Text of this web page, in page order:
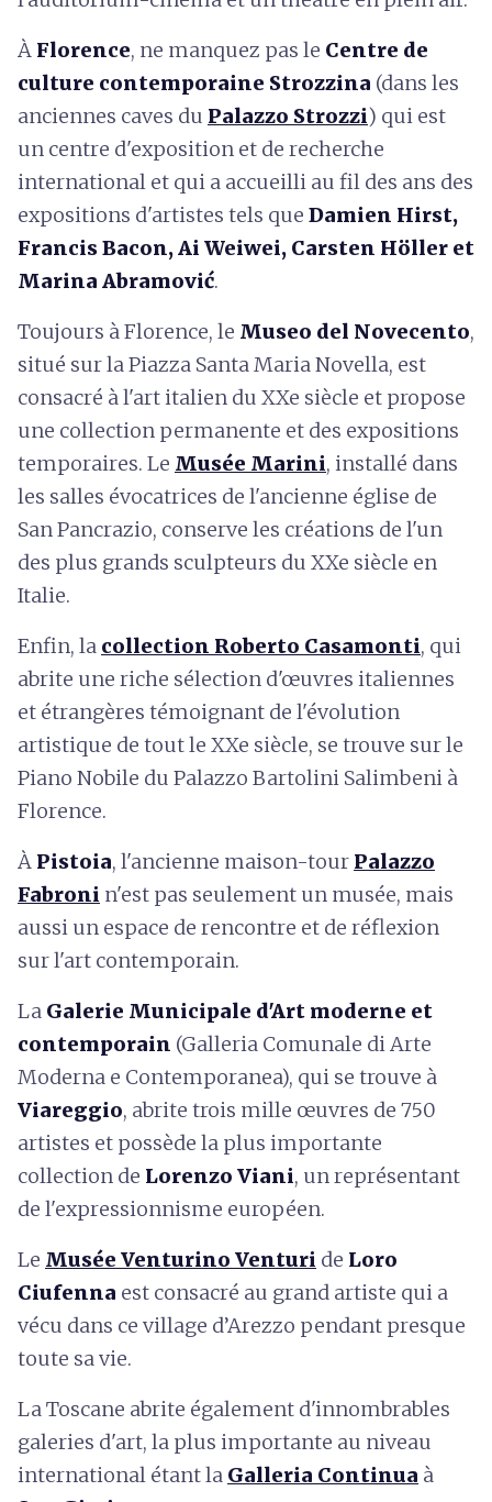
À Florence, ne manquez pas le Centre de
culture contemporaine Strozzina (dans les
anciennes caves du Palazzo Strozzi) qui est
un centre d'exposition et de recherche
international et qui a accueilli au fil des ans des
expositions d'artistes tels que Damien Hirst,
Francis Bacon, Ai Weiwei, Carsten Höller et
Marina Abramović.
Toujours à Florence, le Museo del Novecento,
situé sur la Piazza Santa Maria Novella, est
consacré à l'art italien du XXe siècle et propose
une collection permanente et des expositions
temporaires. Le Musée Marini, installé dans
les salles évocatrices de l'ancienne église de
San Pancrazio, conserve les créations de l'un
des plus grands sculpteurs du XXe siècle en
Italie.
Enfin, la collection Roberto Casamonti, qui
abrite une riche sélection d'œuvres italiennes
et étrangères témoignant de l'évolution
artistique de tout le XXe siècle, se trouve sur le
Piano Nobile du Palazzo Bartolini Salimbeni à
Florence.
À Pistoia, l'ancienne maison-tour Palazzo
Fabroni n'est pas seulement un musée, mais
aussi un espace de rencontre et de réflexion
sur l'art contemporain.
La Galerie Municipale d'Art moderne et
contemporain (Galleria Comunale di Arte
Moderna e Contemporanea), qui se trouve à
Viareggio, abrite trois mille œuvres de 750
artistes et possède la plus importante
collection de Lorenzo Viani, un représentant
de l'expressionnisme européen.
Le Musée Venturino Venturi de Loro
Ciufenna est consacré au grand artiste qui a
vécu dans ce village d’Arezzo pendant presque
toute sa vie.
La Toscane abrite également d'innombrables
galeries d'art, la plus importante au niveau
international étant la Galleria Continua à